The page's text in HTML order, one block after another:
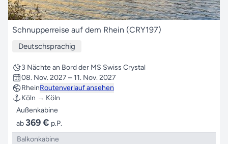
Schnupperreise auf dem Rhein (CRY197)
Deutschsprachig
3 Nächte an Bord der MS Swiss Crystal
08. Nov. 2027 – 11. Nov. 2027
RheinRoutenverlauf ansehen
Köln → Köln
Außenkabine
ab 369 € p.P.
Balkonkabine